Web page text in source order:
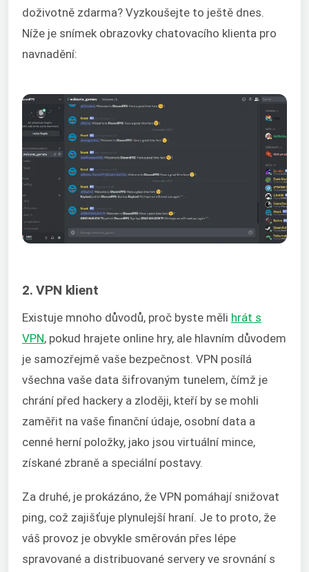
doživotně zdarma? Vyzkoušejte to ještě dnes.
Níže je snímek obrazovky chatovacího klienta pro
navnadění:
2. VPN klient
Existuje mnoho důvodů, proč byste měli hrát s
VPN, pokud hrajete online hry, ale hlavním důvodem
je samozřejmě vaše bezpečnost. VPN posílá
všechna vaše data šifrovaným tunelem, čímž je
chrání před hackery a zloději, kteří by se mohli
zaměřit na vaše finanční údaje, osobní data a
cenné herní položky, jako jsou virtuální mince,
získané zbraně a speciální postavy.
Za druhé, je prokázáno, že VPN pomáhají snižovat
ping, což zajišťuje plynulejší hraní. Je to proto, že
váš provoz je obvykle směrován přes lépe
spravované a distribuované servery ve srovnání s